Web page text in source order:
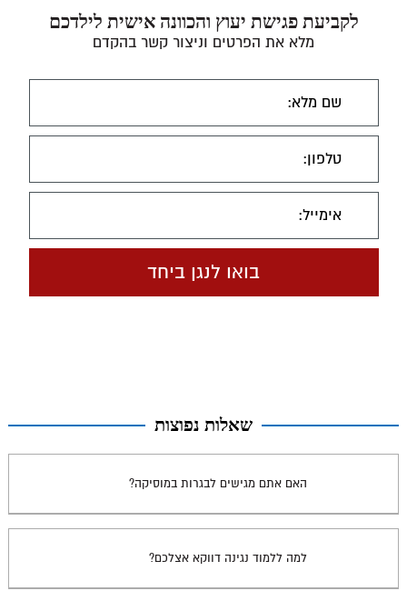
לקביעת פגישת יעוץ והכוונה אישית לילדכם
מלא את הפרטים וניצור קשר בהקדם
שאלות נפוצות
האם אתם מגישים לבגרות במוסיקה?
למה ללמוד נגינה דווקא אצלכם?